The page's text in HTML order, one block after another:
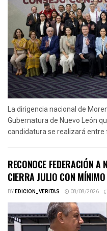
La dirigencia nacional de
Gubernatura de Nuevo León
candidatura se realizará entre
RECONOCE FEDERACIÓN A
CIERRA JULIO CON
BYEDICION_VERITAS 08/08/2026